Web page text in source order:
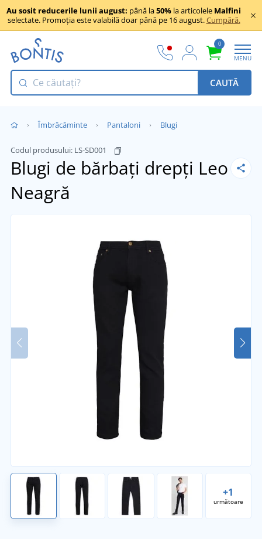
Au sosit reducerile lunii august: până la50% la articolele Malfini
selectate. Promoția este valabilă doar până pe 16 august.Cumpără.
0
MENU
CAUTĂ
Îmbrăcăminte Pantaloni Blugi
Codul produsului: LS-SD001
Blugi de bărbați drepți Leo
Neagră
+1
următoare